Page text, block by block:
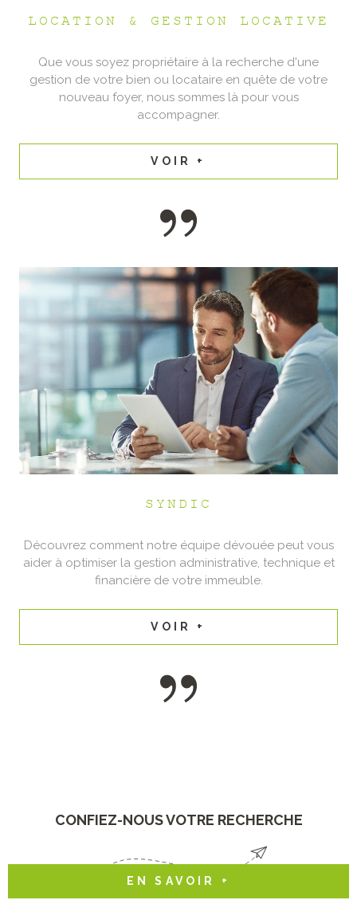
LOCATION & GESTION LOCATIVE
Que vous soyez propriétaire à la recherche d'une
gestion de votre bien ou locataire en quête de votre
nouveau foyer, nous sommes là pour vous
accompagner.
VOIR +
SYNDIC
Découvrez comment notre équipe dévouée peut vous
aider à optimiser la gestion administrative, technique et
financière de votre immeuble.
VOIR +
CONFIEZ-NOUS VOTRE RECHERCHE
EN SAVOIR +